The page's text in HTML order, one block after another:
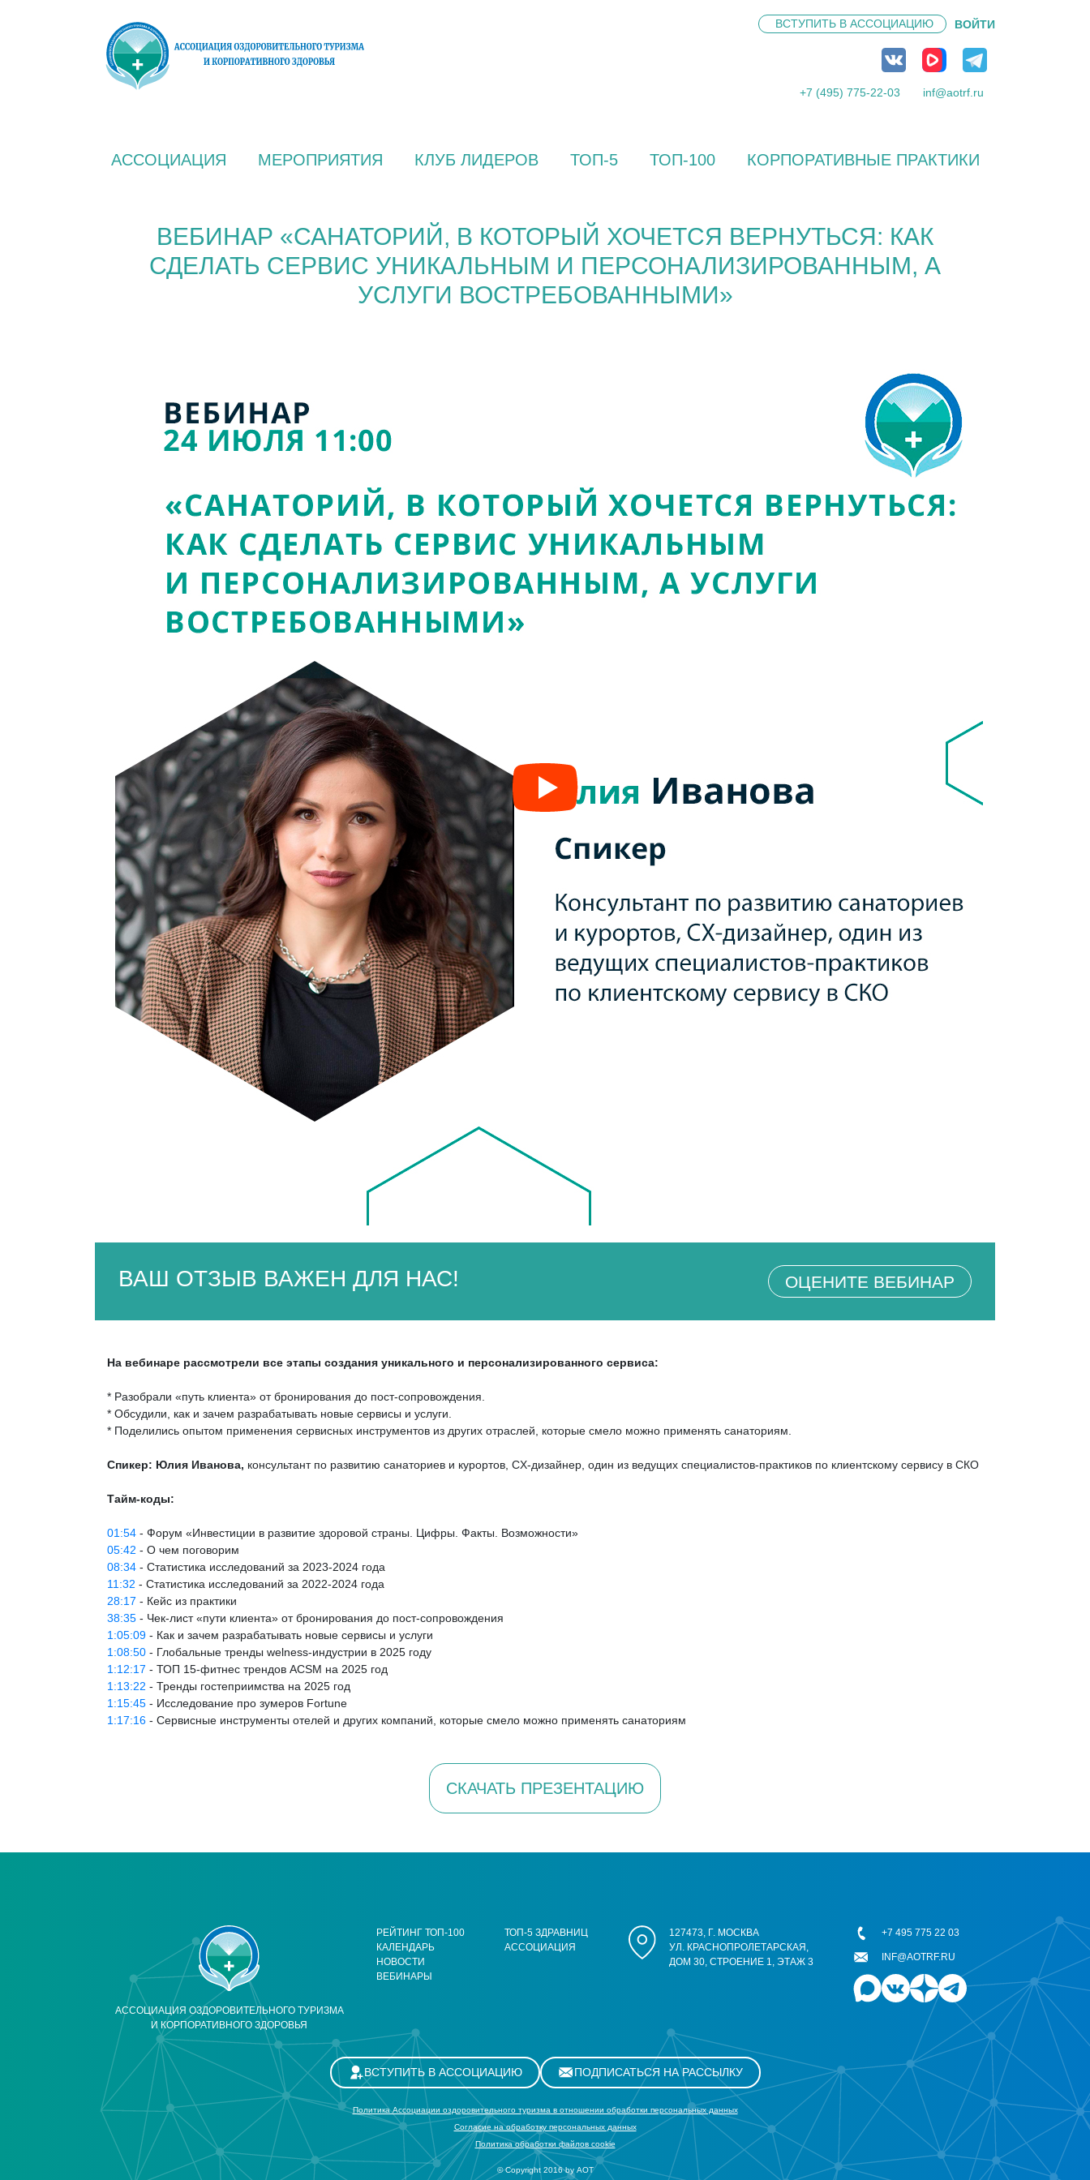
ВСТУПИТЬ В АССОЦИАЦИЮ ВОЙТИ
+7 (495) 775-22-03 inf@aotrf.ru
АССОЦИАЦИЯ МЕРОПРИЯТИЯ КЛУБ ЛИДЕРОВ ТОП-5 ТОП-100 КОРПОРАТИВНЫЕ ПРАКТИКИ
ВЕБИНАР «САНАТОРИЙ, В КОТОРЫЙ ХОЧЕТСЯ ВЕРНУТЬСЯ: КАК
СДЕЛАТЬ СЕРВИС УНИКАЛЬНЫМ И ПЕРСОНАЛИЗИРОВАННЫМ, А
УСЛУГИ ВОСТРЕБОВАННЫМИ»
ВАШ ОТЗЫВ ВАЖЕН ДЛЯ НАС! ОЦЕНИТЕ ВЕБИНАР
На вебинаре рассмотрели все этапы создания уникального и персонализированного сервиса:
* Разобрали «путь клиента» от бронирования до пост-сопровождения.
* Обсудили, как и зачем разрабатывать новые сервисы и услуги.
* Поделились опытом применения сервисных инструментов из других отраслей, которые смело можно применять санаториям.
Спикер: Юлия Иванова, консультант по развитию санаториев и курортов, CX-дизайнер, один из ведущих специалистов-практиков по клиентскому сервису в СКО
Тайм-коды:
01:54 - Форум «Инвестиции в развитие здоровой страны. Цифры. Факты. Возможности»
05:42 - О чем поговорим
08:34 - Статистика исследований за 2023-2024 года
11:32 - Статистика исследований за 2022-2024 года
28:17 - Кейс из практики
38:35 - Чек-лист «пути клиента» от бронирования до пост-сопровождения
1:05:09 - Как и зачем разрабатывать новые сервисы и услуги
1:08:50 - Глобальные тренды welness-индустрии в 2025 году
1:12:17 - ТОП 15-фитнес трендов ACSM на 2025 год
1:13:22 - Тренды гостеприимства на 2025 год
1:15:45 - Исследование про зумеров Fortune
1:17:16 - Сервисные инструменты отелей и других компаний, которые смело можно применять санаториям
СКАЧАТЬ ПРЕЗЕНТАЦИЮ
АССОЦИАЦИЯ ОЗДОРОВИТЕЛЬНОГО ТУРИЗМА
И КОРПОРАТИВНОГО ЗДОРОВЬЯ
РЕЙТИНГ ТОП-100
КАЛЕНДАРЬ
НОВОСТИ
ВЕБИНАРЫ
ТОП-5 ЗДРАВНИЦ
АССОЦИАЦИЯ
127473, Г. МОСКВА
УЛ. КРАСНОПРОЛЕТАРСКАЯ,
ДОМ 30, СТРОЕНИЕ 1, ЭТАЖ 3
+7 495 775 22 03
INF@AOTRF.RU
ВСТУПИТЬ В АССОЦИАЦИЮ ПОДПИСАТЬСЯ НА РАССЫЛКУ
Политика Ассоциации оздоровительного туризма в отношении обработки персональных данных
Cогласие на обработку персональных данных
Политика обработки файлов cookie
© Copyright 2016 by АОТ